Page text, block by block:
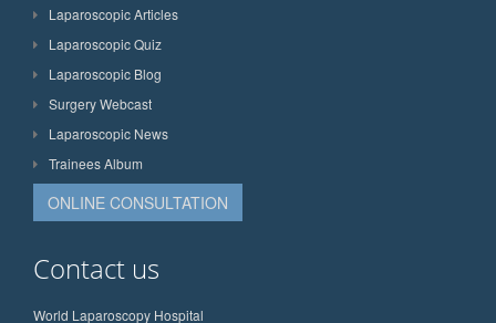
Laparoscopic Articles
Laparoscopic Quiz
Laparoscopic Blog
Surgery Webcast
Laparoscopic News
Trainees Album
ONLINE CONSULTATION
Contact us
World Laparoscopy Hospital